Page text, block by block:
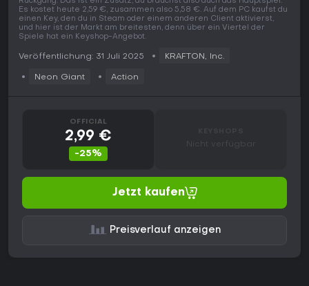
Es kostet heute 2,59 €, zusammen also 5,58 €. Auf dem PC kaufst du
einen Key, den du in Steam oder einem anderen Client aktivierst,
und hier ist der Markt am breitesten, denn über ein Viertel der
Spiele hat ein Keyshop-Angebot.
Veröffentlichung: 31 Juli 2025 KRAFTON, Inc.
Neon Giant Action
OFFICIAL
2,99 €
-25%
Nicht verfügbar
Jetzt kaufen
Preisverlauf anzeigen